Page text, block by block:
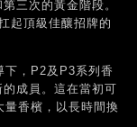
三次的黃金階段。
起頂級佳釀招牌的
，P2及P3系列香
成員。這在當初可
量香檳，以長時間換